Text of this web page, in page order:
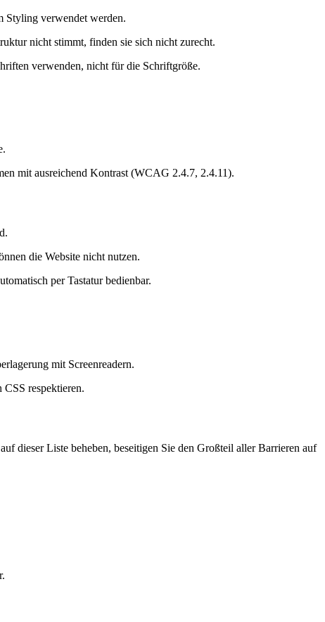
Styling verwendet werden.
nicht stimmt, finden sie sich nicht zurecht.
verwenden, nicht für die Schriftgröße.
mit ausreichend Kontrast (WCAG 2.4.7, 2.4.11).
die Website nicht nutzen.
per Tastatur bedienbar.
mit Screenreadern.
CSS respektieren.
dieser Liste beheben, beseitigen Sie den Großteil aller Barrieren auf